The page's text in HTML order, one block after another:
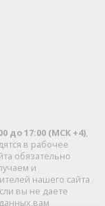
до 17:00 (МСК +4),
в рабочее
обязательно
и
нашего сайта
вы не даете